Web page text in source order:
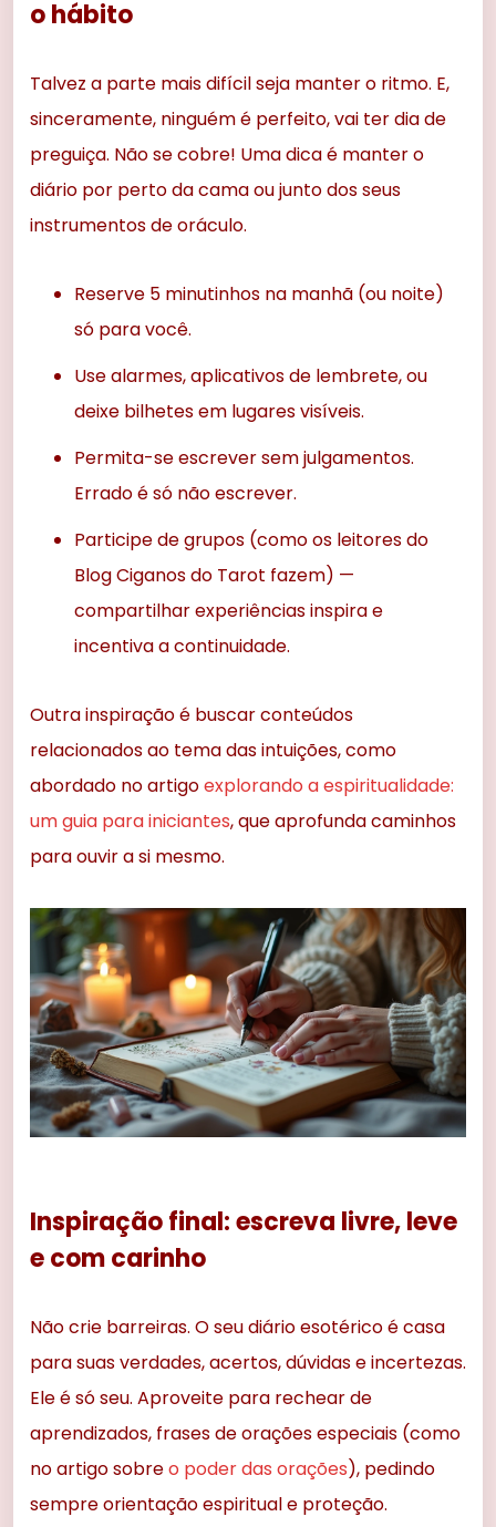
o hábito
Talvez a parte mais difícil seja manter o ritmo. E,
sinceramente, ninguém é perfeito, vai ter dia de
preguiça. Não se cobre! Uma dica é manter o
diário por perto da cama ou junto dos seus
instrumentos de oráculo.
Reserve 5 minutinhos na manhã (ou noite)
só para você.
Use alarmes, aplicativos de lembrete, ou
deixe bilhetes em lugares visíveis.
Permita-se escrever sem julgamentos.
Errado é só não escrever.
Participe de grupos (como os leitores do
Blog Ciganos do Tarot fazem) —
compartilhar experiências inspira e
incentiva a continuidade.
Outra inspiração é buscar conteúdos
relacionados ao tema das intuições, como
abordado no artigoexplorando a espiritualidade:
um guia para iniciantes, que aprofunda caminhos
para ouvir a si mesmo.
Inspiração final: escreva livre, leve
e com carinho
Não crie barreiras. O seu diário esotérico é casa
para suas verdades, acertos, dúvidas e incertezas.
Ele é só seu. Aproveite para rechear de
aprendizados, frases de orações especiais (como
no artigo sobreo poder das orações), pedindo
sempre orientação espiritual e proteção.